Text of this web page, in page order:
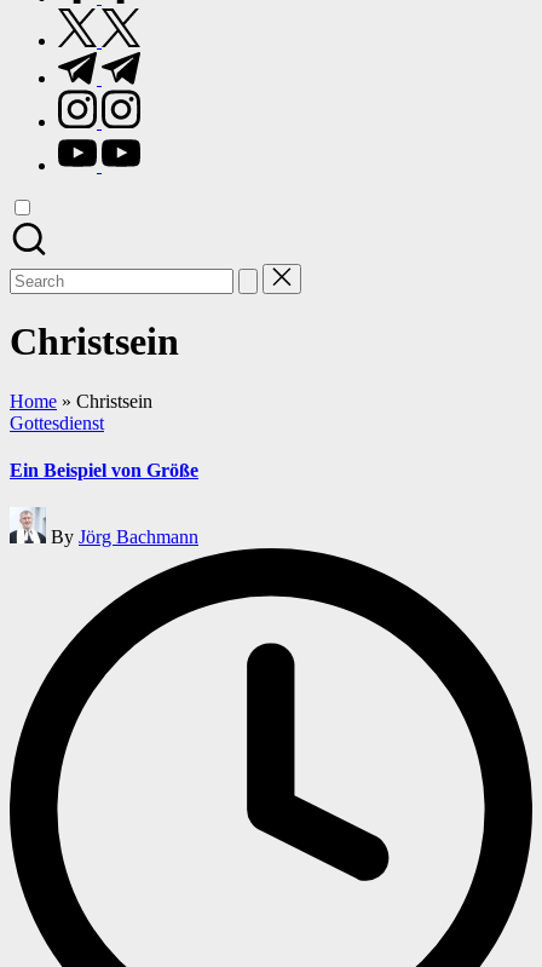
twitter.com
t.me
instagram.com
youtube.com
Search
for:
Christsein
Home » Christsein
Posted
Gottesdienst
Ein Beispiel von Größe
Posted
by
By Jörg Bachmann